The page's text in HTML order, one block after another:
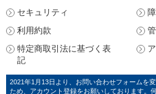
セキュリティ
利用約款
特定商取引法に基づく表
記
2021年1月13日より、お問い合わせフォームを
ため、アカウント登録をお願いしております。